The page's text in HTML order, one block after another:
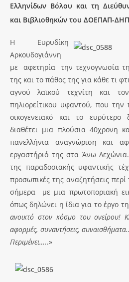
Ελληνίδων Βόλου και τη
και Βιβλιοθηκών του ΔΟΕΠΑΠ-
Η Ευρυδίκη
Αρκουδογιάννη
με αφετηρία την τεχνογνωσία
της και το πάθος της για κάθε τι
αγνού λαϊκού τεχνίτη και
πηλιορείτικου υφαντού, που την
οικογενειακό και το ευρύτερο
διαθέτει μια πλούσια 40χρονη
πανελλήνια αναγνώριση και
εργαστήριό της στα Άνω
της παραδοσιακής υφαντικής
προσωπικές της αναζητήσεις περί
σήμερα με μια πρωτοποριακή
όπως δηλώνει η ίδια για το έργο
ανοικτό στον κόσμο του ονείρου!
αφορμές, συναντήσεις,
Περιμένει…..»